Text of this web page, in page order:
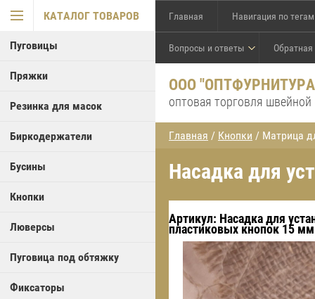
КАТАЛОГ ТОВАРОВ
Пуговицы
Пряжки
Резинка для масок
Биркодержатели
Бусины
Кнопки
Люверсы
Пуговица под обтяжку
Фиксаторы
Главная Навигация по тегам
Вопросы и ответы Обратная
ООО
оптовая торговля
Главная / Кнопки / Матрица
Насадка для
Артикул: Насадка для
пластиковых кнопок 15 мм